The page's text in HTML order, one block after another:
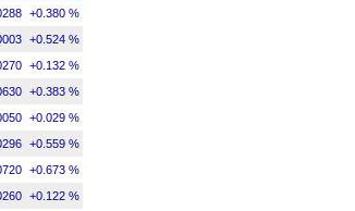
+0.380 %
+0.524 %
+0.132 %
+0.383 %
+0.029 %
+0.559 %
+0.673 %
+0.122 %